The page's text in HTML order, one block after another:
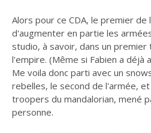
Alors pour ce CDA, le premier
d'augmenter en partie les
studio, à savoir, dans un
l'empire. (Même si Fabien a déjà
Me voila donc parti avec un
rebelles, le second de l'armée,
troopers du mandalorian, mené
personne.